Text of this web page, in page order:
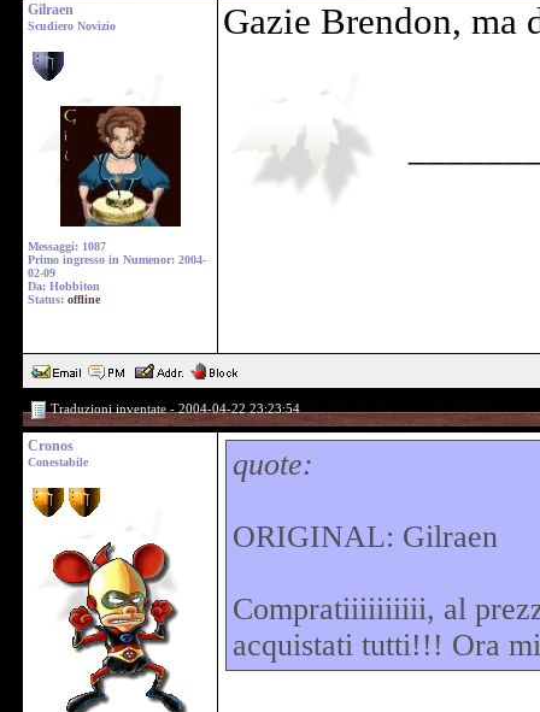
Gilraen
Scudiero Novizio
Messaggi: 1087
Primo ingresso in Numenor: 2004-
02-09
Da: Hobbiton
Status: offline
Gazie Brendon, ma
Traduzioni inventate - 2004-04-22 23:23:54
Cronos
Conestabile quote:
ORIGINAL: Gilraen
Compratiiiiiiiiii, al
acquistati tutti!!! Ora